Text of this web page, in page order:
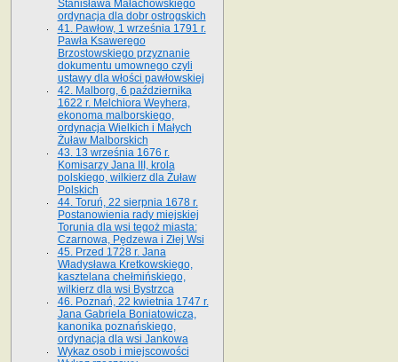
Stanisława Małachowskiego
ordynacja dla dobr ostrogskich
41. Pawłow, 1 września 1791 r.
Pawła Ksawerego
Brzostowskiego przyznanie
dokumentu umownego czyli
ustawy dla włości pawłowskiej
42. Malborg, 6 października
1622 r. Melchiora Weyhera,
ekonoma malborskiego,
ordynacja Wielkich i Małych
Żuław Malborskich
43. 13 września 1676 r.
Komisarzy Jana III, krola
polskiego, wilkierz dla Żuław
Polskich
44. Toruń, 22 sierpnia 1678 r.
Postanowienia rady miejskiej
Torunia dla wsi tegoż miasta:
Czarnowa, Pędzewa i Złej Wsi
45. Przed 1728 r. Jana
Władysława Kretkowskiego,
kasztelana chełmińskiego,
wilkierz dla wsi Bystrzca
46. Poznań, 22 kwietnia 1747 r.
Jana Gabriela Boniatowicza,
kanonika poznańskiego,
ordynacja dla wsi Jankowa
Wykaz osob i miejscowości